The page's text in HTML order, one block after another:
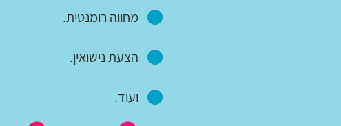
מחווה רומנטית.
הצעת נישואין.
ועוד.